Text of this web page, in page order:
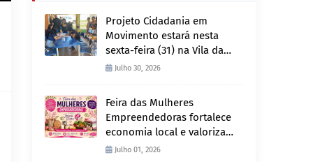
Projeto Cidadania em
Movimento estará nesta
sexta-feira (31) na Vila da
Penha e sábado (1º) em
Julho 30, 2026
Feira das Mulheres
Empreendedoras fortalece
economia local e valoriza
produção feminina no
Julho 01, 2026